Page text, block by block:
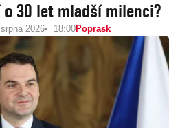
o 30 let mladší milenci?
2026 18:00Poprask